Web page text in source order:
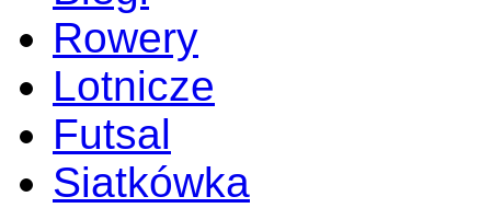
Rowery
Lotnicze
Futsal
Siatkówka